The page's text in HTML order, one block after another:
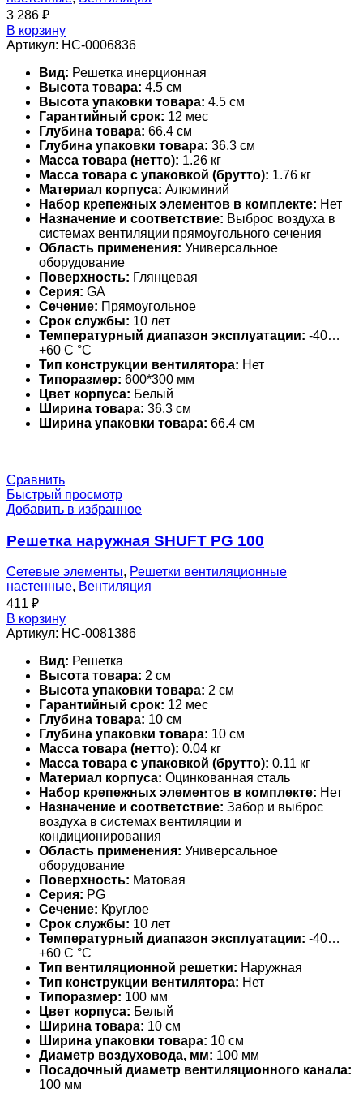
3 286 ₽
В корзину
Артикул: НС-0006836
Вид: Решетка инерционная
Высота товара: 4.5 см
Высота упаковки товара: 4.5 см
Гарантийный срок: 12 мес
Глубина товара: 66.4 см
Глубина упаковки товара: 36.3 см
Масса товара (нетто): 1.26 кг
Масса товара с упаковкой (брутто): 1.76 кг
Материал корпуса: Алюминий
Набор крепежных элементов в комплекте: Нет
Назначение и соответствие: Выброс воздуха в
системах вентиляции прямоугольного сечения
Область применения: Универсальное
оборудование
Поверхность: Глянцевая
Серия: GA
Сечение: Прямоугольное
Срок службы: 10 лет
Температурный диапазон эксплуатации: -40…
+60 С °С
Тип конструкции вентилятора: Нет
Типоразмер: 600*300 мм
Цвет корпуса: Белый
Ширина товара: 36.3 см
Ширина упаковки товара: 66.4 см
Сравнить
Быстрый просмотр
Добавить в избранное
Решетка наружная SHUFT PG 100
Сетевые элементы, Решетки вентиляционные
настенные, Вентиляция
411 ₽
В корзину
Артикул: НС-0081386
Вид: Решетка
Высота товара: 2 см
Высота упаковки товара: 2 см
Гарантийный срок: 12 мес
Глубина товара: 10 см
Глубина упаковки товара: 10 см
Масса товара (нетто): 0.04 кг
Масса товара с упаковкой (брутто): 0.11 кг
Материал корпуса: Оцинкованная сталь
Набор крепежных элементов в комплекте: Нет
Назначение и соответствие: Забор и выброс
воздуха в системах вентиляции и
кондиционирования
Область применения: Универсальное
оборудование
Поверхность: Матовая
Серия: PG
Сечение: Круглое
Срок службы: 10 лет
Температурный диапазон эксплуатации: -40…
+60 С °С
Тип вентиляционной решетки: Наружная
Тип конструкции вентилятора: Нет
Типоразмер: 100 мм
Цвет корпуса: Белый
Ширина товара: 10 см
Ширина упаковки товара: 10 см
Диаметр воздуховода, мм: 100 мм
Посадочный диаметр вентиляционного канала:
100 мм